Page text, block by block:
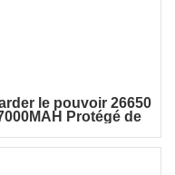
le pouvoir 26650
Protégé de
P2670C